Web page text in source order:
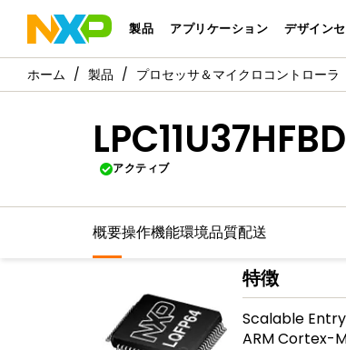
製品 アプリケーション デザイン
製品 プロセッサ＆マイクロコントローラ
アクティブ
概要操作機能環境品質配送
特徴
Scalable
ARM Cortex-